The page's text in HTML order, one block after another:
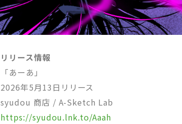
リリース情報
「あーあ」
2026年5月13日リリース
syudou 商店 / A-Sketch Lab
https://syudou.lnk.to/Aaah